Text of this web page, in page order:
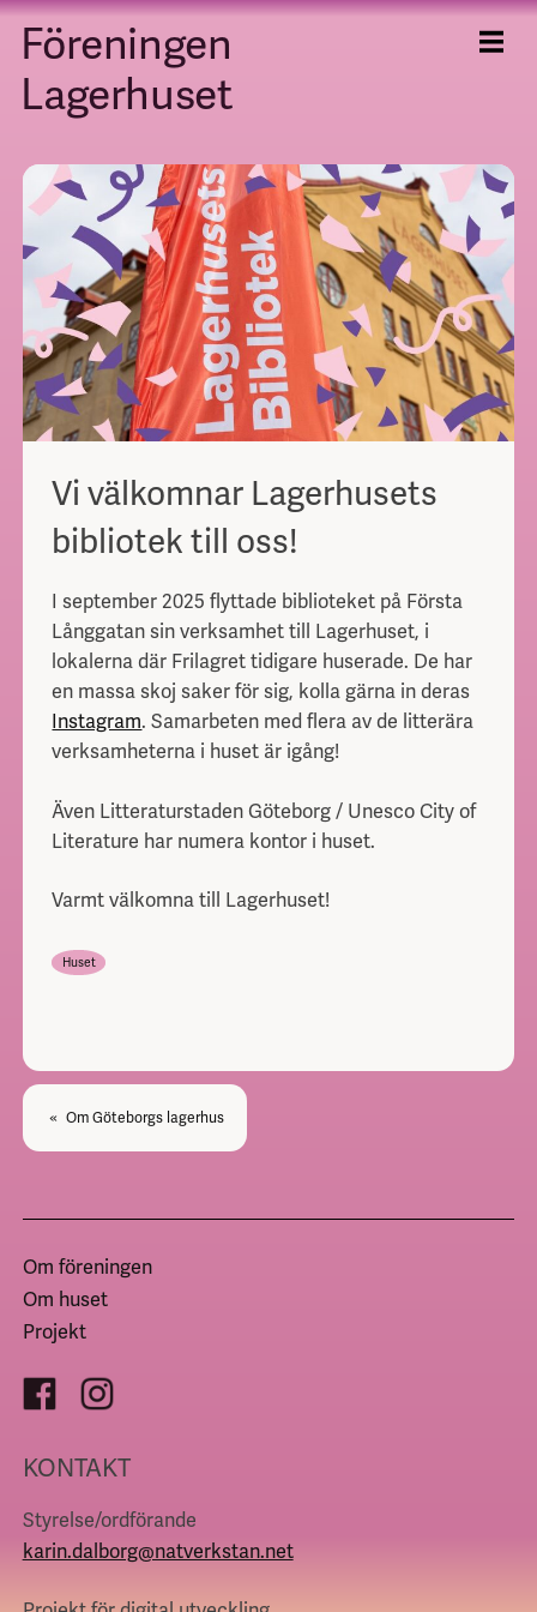
Skip
to
content
Föreningen
Lagerhuset
Vi välkomnar Lagerhusets
bibliotek till oss!
I september 2025 flyttade biblioteket på Första
Långgatan sin verksamhet till Lagerhuset, i
lokalerna där Frilagret tidigare huserade. De har
en massa skoj saker för sig, kolla gärna in deras
Instagram. Samarbeten med flera av de litterära
verksamheterna i huset är igång!
Även Litteraturstaden Göteborg / Unesco City of
Literature har numera kontor i huset.
Varmt välkomna till Lagerhuset!
Huset
Inläggsnavigering
« Om Göteborgs lagerhus
KONTAKT
Styrelse/ordförande
karin.dalborg@natverkstan.net
Om föreningen
Om huset
Projekt